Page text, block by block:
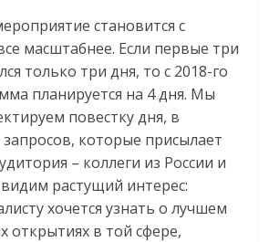
становится с
масштабнее. Если первые три
только три дня, то с 2018-го
планируется на 4 дня. Мы
повестку дня, в
которые присылает
– коллеги из России и
растущий интерес:
хочется узнать о лучшем
открытиях в той сфере,